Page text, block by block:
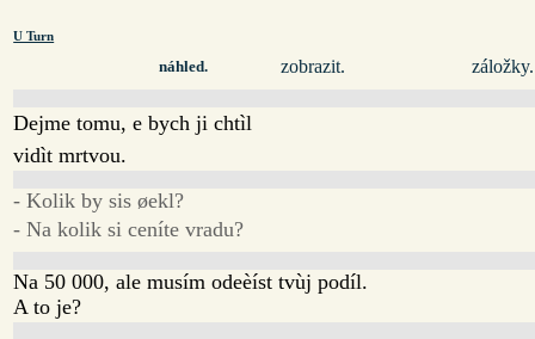
U Turn
náhled. zobrazit. záložky.
Dejme tomu, e bych ji chtìl
vidìt mrtvou.
- Kolik by sis øekl?
- Na kolik si ceníte vradu?
Na 50 000, ale musím odeèíst tvùj podíl.
A to je?